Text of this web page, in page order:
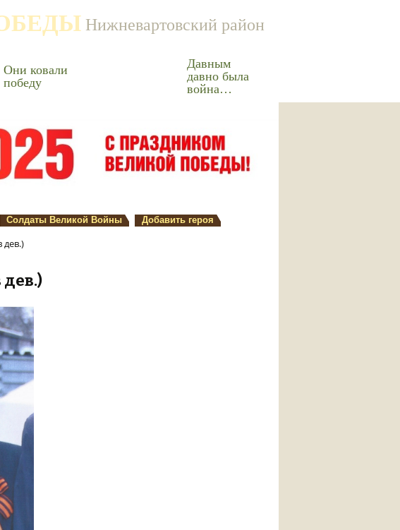
Нижневартовский район
Они ковали
победу
Давным
давно была
война…
Солдаты Великой Войны Добавить героя
дев.)